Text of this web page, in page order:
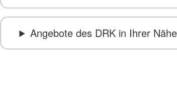
Angebote des DRK in Ihrer Nähe